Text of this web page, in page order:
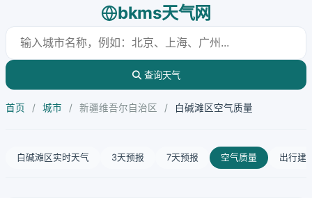
bkms天气网
查询天气
首页 / 城市 / 新疆维吾尔自治区 / 白碱滩区空气质量
白碱滩区实时天气 3天预报 7天预报 空气质量 出行建